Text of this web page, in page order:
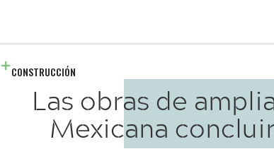
CONSTRUCCIÓN
Las obras de
Mexicana